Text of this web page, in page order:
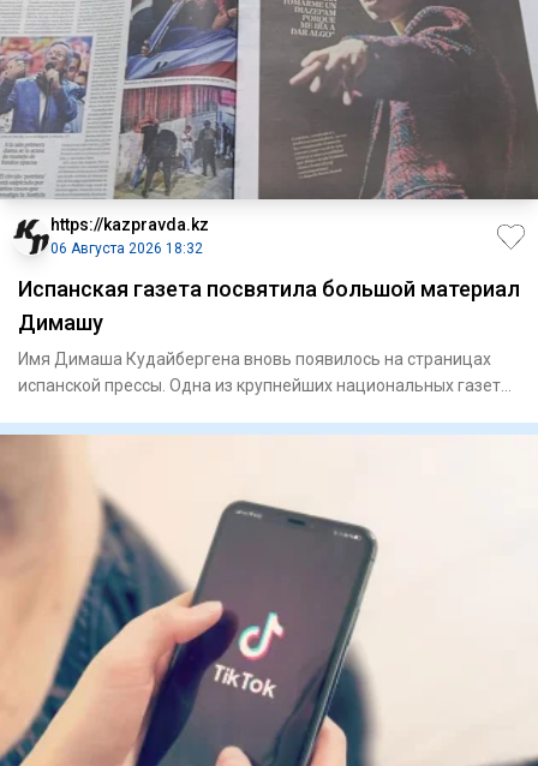
https://kazpravda.kz
06 Августа 2026 18:32
Испанская газета посвятила большой материал
Димашу
Имя Димаша Кудайбергена вновь появилось на страницах
испанской прессы. Одна из крупнейших национальных газет